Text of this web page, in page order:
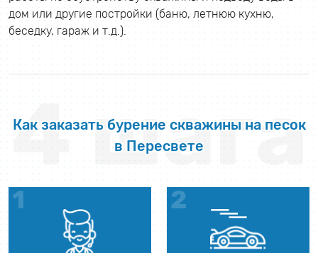
дом или другие постройки (баню, летнюю кухню,
беседку, гараж и т.д.).
Как заказать бурение скважины на песок
в Пересвете
4 шага